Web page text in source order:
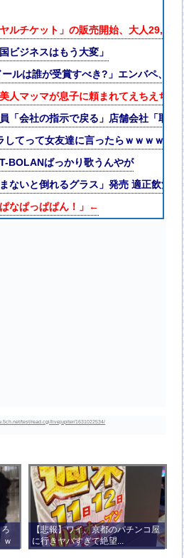
ルチケット」の販売開始、大人
ビジネスはもう大変」
ルは誰が受賞すべき?」エンバペ、
美人マッマが息子に頼まれてえちえち
「会社の指示で戻る」店舗会社「取
してって女友達に言ったらｗｗｗｗｗ
BOLANばっかり歌うんやが
ないと倒れるグラス」発売 適正飲酒を
なぱっぱぱん！」←
test/read.cgi/livejupiter/1631022534/
ｗ
【悲報】ワイ、京都のパチンコ屋
に行きヤバすぎて絶望...